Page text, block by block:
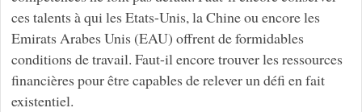
ces talents à qui les Etats-Unis, la Chine ou encore les
Emirats Arabes Unis (EAU) offrent de formidables
conditions de travail. Faut-il encore trouver les ressources
financières pour être capables de relever un défi en fait
existentiel.